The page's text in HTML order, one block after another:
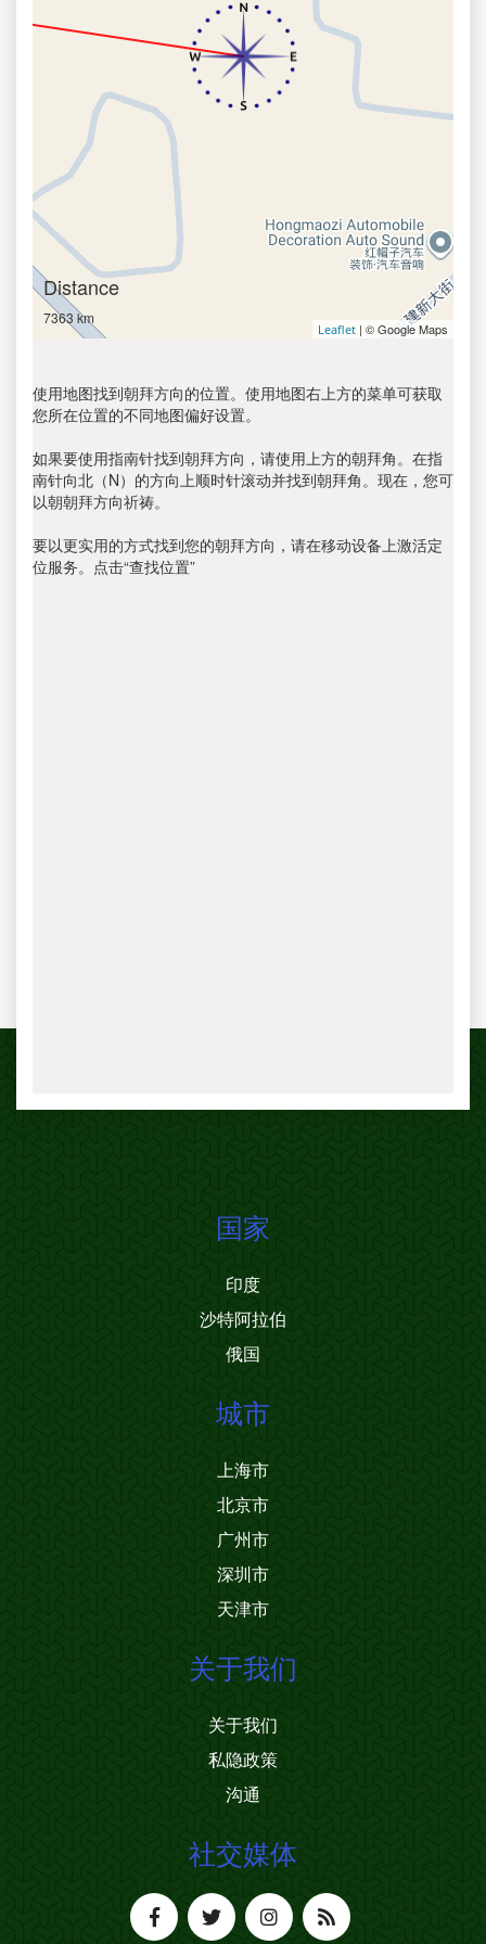
Distance
7363 km
Leaflet | © Google Maps
使用地图找到朝拜方向的位置。使用地图右上方的菜单可获取
您所在位置的不同地图偏好设置。
如果要使用指南针找到朝拜方向，请使用上方的朝拜角。在指
南针向北（N）的方向上顺时针滚动并找到朝拜角。现在，您可
以朝朝拜方向祈祷。
要以更实用的方式找到您的朝拜方向，请在移动设备上激活定
位服务。点击“查找位置”
国家
印度
沙特阿拉伯
俄国
城市
上海市
北京市
广州市
深圳市
天津市
关于我们
关于我们
私隐政策
沟通
社交媒体